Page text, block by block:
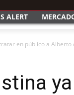
ALERT
en público a Alberto